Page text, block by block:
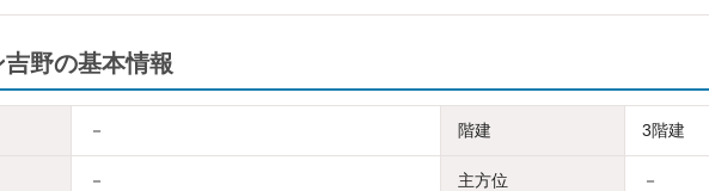
野の基本情報
－ 階建 3階建
－ 主方位 －